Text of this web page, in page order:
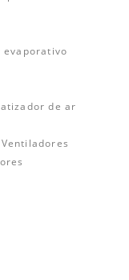
de ar
Ventiladores